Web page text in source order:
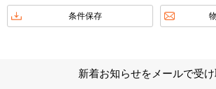
条件保存
新着お知らせをメールで受け